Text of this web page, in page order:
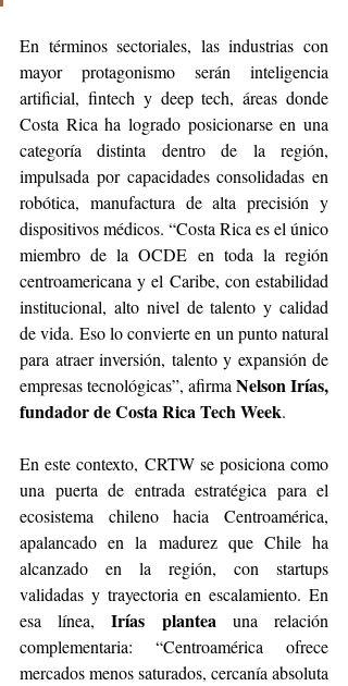
En términos sectoriales, las industrias con
mayor protagonismo serán inteligencia
artificial, fintech y deep tech, áreas donde
Costa Rica ha logrado posicionarse en una
categoría distinta dentro de la región,
impulsada por capacidades consolidadas en
robótica, manufactura de alta precisión y
dispositivos médicos. “Costa Rica es el único
miembro de la OCDE en toda la región
centroamericana y el Caribe, con estabilidad
institucional, alto nivel de talento y calidad
de vida. Eso lo convierte en un punto natural
para atraer inversión, talento y expansión de
empresas tecnológicas”, afirma Nelson Irías,
fundador de Costa Rica Tech Week.
En este contexto, CRTW se posiciona como
una puerta de entrada estratégica para el
ecosistema chileno hacia Centroamérica,
apalancado en la madurez que Chile ha
alcanzado en la región, con startups
validadas y trayectoria en escalamiento. En
esa línea, Irías plantea una relación
complementaria: “Centroamérica ofrece
mercados menos saturados, cercanía absoluta